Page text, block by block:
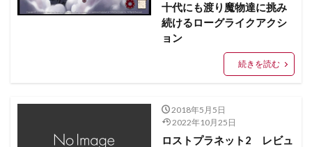
十代にも渡り魔物達に挑み
続けるローグライクアクシ
ョン
続きを読む
2018年5月5日
2022年10月25日
ロストプラネット2 レビュ